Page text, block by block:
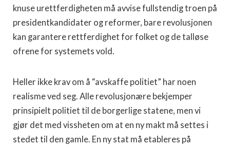
knuse urettferdigheten må avvise fullstendig troen på
presidentkandidater og reformer, bare revolusjonen
kan garantere rettferdighet for folket og de talløse
ofrene for systemets vold.
Heller ikke krav om å “avskaffe politiet” har noen
realisme ved seg. Alle revolusjonære bekjemper
prinsipielt politiet til de borgerlige statene, men vi
gjør det med vissheten om at en ny makt må settes i
stedet til den gamle. En ny stat må etableres på